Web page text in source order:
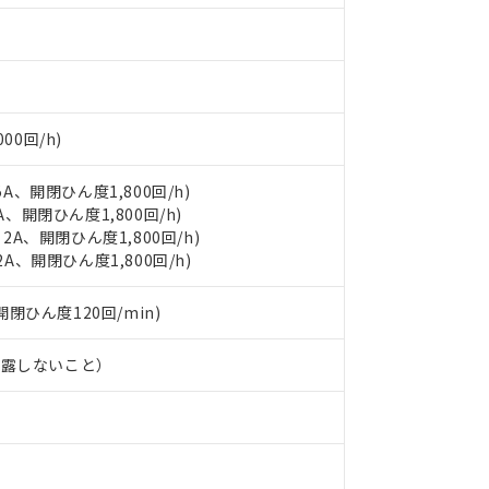
回/h)
、開閉ひん度1,800回/h)
、開閉ひん度1,800回/h)
、開閉ひん度1,800回/h)
、開閉ひん度1,800回/h)
閉ひん度120回/min)
しないこと）
への在庫切替を完了していることから、特段のことがない限り、